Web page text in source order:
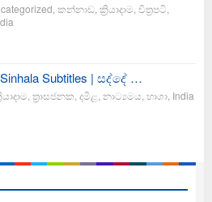
කන්නාඩ ක්‍රියාදාම චිත්‍රපටි
Subtitles | සද්දේ …
ත්‍රාසජනක දමිළ නාට්‍යමය භාශා India